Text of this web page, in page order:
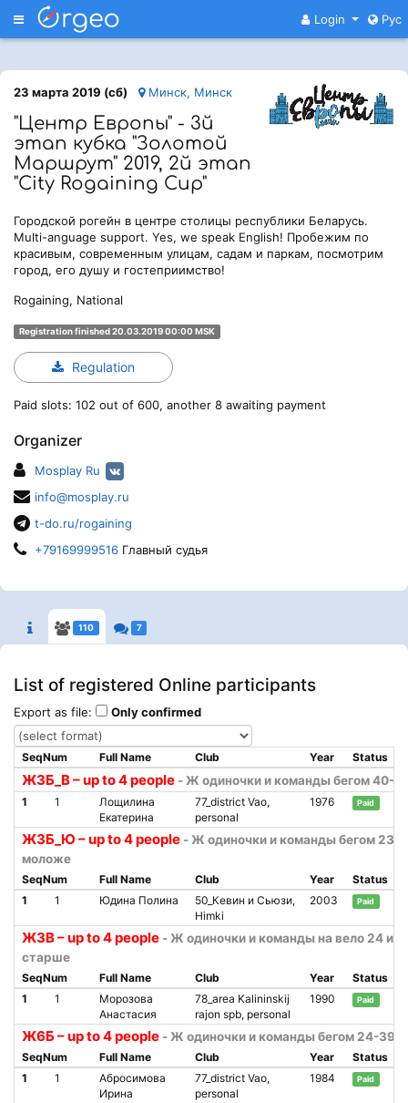
Меню Login Рус
23 марта 2019 (сб) Минск, Минск
"Центр Европы" - 3й
этап кубка "Золотой
Маршрут" 2019, 2й этап
"City Rogaining Cup"
Городской рогейн в центре столицы республики Беларусь.
Multi-anguage support. Yes, we speak English! Пробежим по
красивым, современным улицам, садам и паркам, посмотрим
город, его душу и гостеприимство!
Rogaining, National
Registration finished 20.03.2019 00:00 MSK
Regulation
Paid slots: 102 out of 600, another 8 awaiting payment
Organizer
Mosplay Ru
info@mosplay.ru
t-do.ru/rogaining
+79169999516 Главный судья
110 7
List of registered Online participants
Export as file: Only confirmed
Ж3Б_В – up to 4 people - Ж одиночки и команды бегом 40-
SeqNum Full Name Club Year Status
1 1
Лощилина
Екатерина
77_district Vao,
personal
1976 Paid
Ж3Б_Ю – up to 4 people - Ж одиночки и команды бегом 23
моложе
SeqNum Full Name Club Year
Status
1
1 Юдина Полина
50_Кевин и Сьюзи,
Himki
2003 Paid
Ж3В – up to 4 people - Ж одиночки и команды на вело 24 и
старше
SeqNum Full Name Club Year
Status
1
1
Морозова
Анастасия
78_area Kalininskij
rajon spb, personal
1990 Paid
Ж6Б – up to 4 people - Ж одиночки и команды бегом 24-39
SeqNum Full Name Club Year
Status
1
1
Абросимова
Ирина
77_district Vao,
personal
1984 Paid